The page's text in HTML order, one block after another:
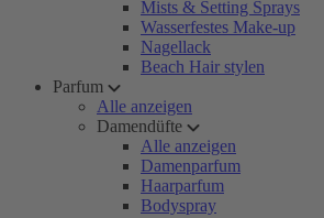
Mists & Setting Sprays
Wasserfestes Make-up
Nagellack
Beach Hair stylen
Parfum
Alle anzeigen
Damendüfte
Alle anzeigen
Damenparfum
Haarparfum
Bodyspray